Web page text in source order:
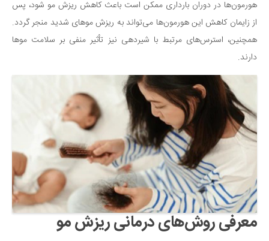
هورمون‌ها در دوران بارداری ممکن است باعث کاهش ریزش مو شود، پس
از زایمان کاهش این هورمون‌ها می‌تواند به ریزش موهای شدید منجر گردد.
همچنین، استرس‌های مرتبط با شیردهی نیز تأثیر منفی بر سلامت موها
دارند.
معرفی روش‌های درمانی ریزش مو